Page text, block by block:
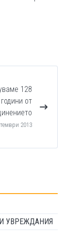
128
години от
2013
УВРЕЖДАНИЯ